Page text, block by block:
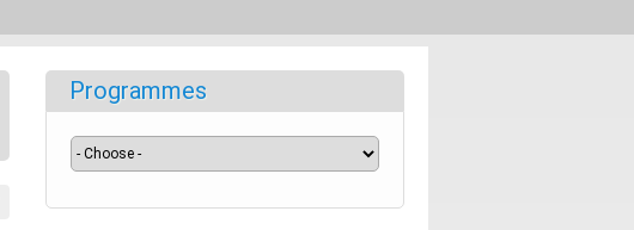
Programmes